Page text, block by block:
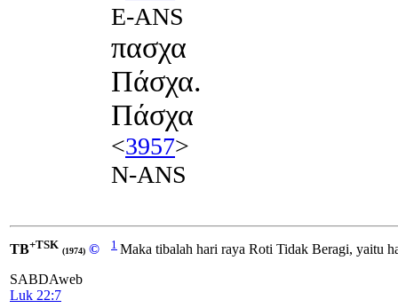
E-ANS
πασχα
Πάσχα.
Πάσχα
<3957>
N-ANS
TB+TSK (1974) ©
SABDAweb
Luk 22:7
1 Maka tibalah hari raya Roti Tidak Beragi, yaitu